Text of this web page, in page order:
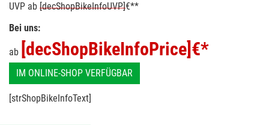
UVP ab [decShopBikeInfoUVP]€**
Bei uns:
ab [decShopBikeInfoPrice] €*
IM ONLINE-SHOP VERFÜGBAR
[strShopBikeInfoText]